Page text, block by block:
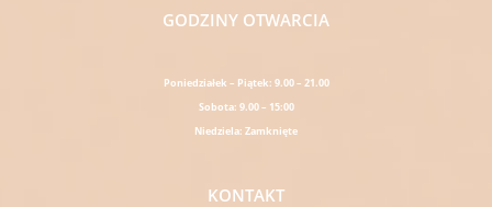
GODZINY OTWARCIA
Poniedziałek – Piątek: 9.00 – 21.00
Sobota: 9.00 – 15:00
Niedziela: Zamknięte
KONTAKT